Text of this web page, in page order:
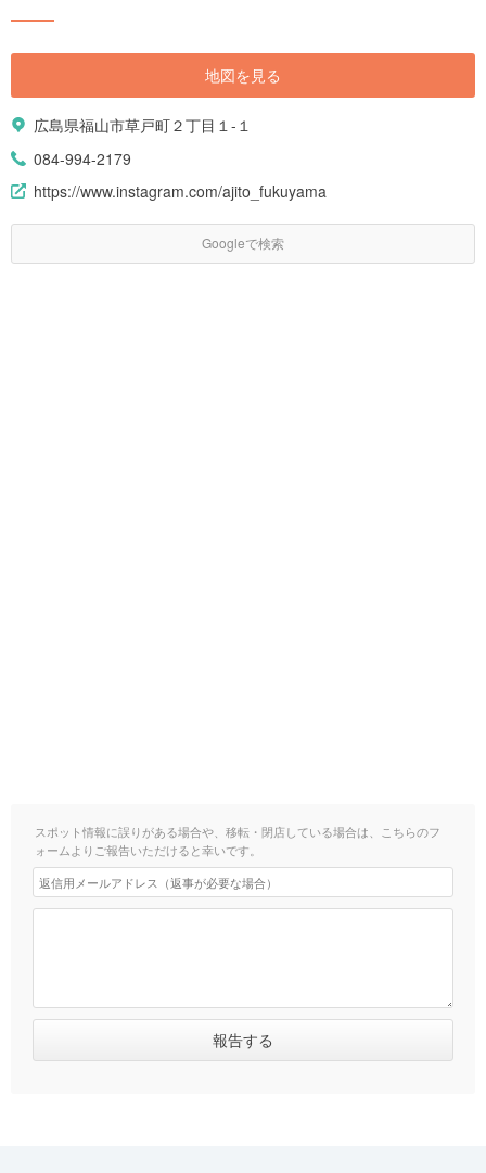
地図を見る
広島県福山市草戸町２丁目１-１
084-994-2179
https://www.instagram.com/ajito_fukuyama
Googleで検索
スポット情報に誤りがある場合や、移転・閉店している場合は、こちらのフ
ォームよりご報告いただけると幸いです。